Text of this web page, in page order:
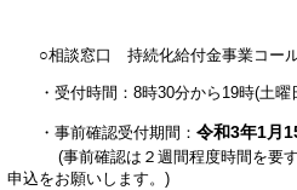
○相談窓口 持続化給付金事業コール
・受付時間：8時30分から19時(土曜
・事前確認受付期間： 令和3年1月
(事前確認は２週間程度時間を要
申込をお願いします。)